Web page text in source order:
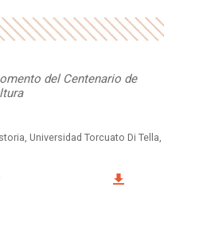
del Centenario de
Universidad Torcuato Di Tella,